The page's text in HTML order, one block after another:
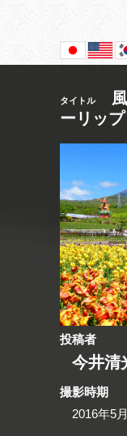
タイトル
ーリップ
投稿者
今井清
撮影時期
2016年5月